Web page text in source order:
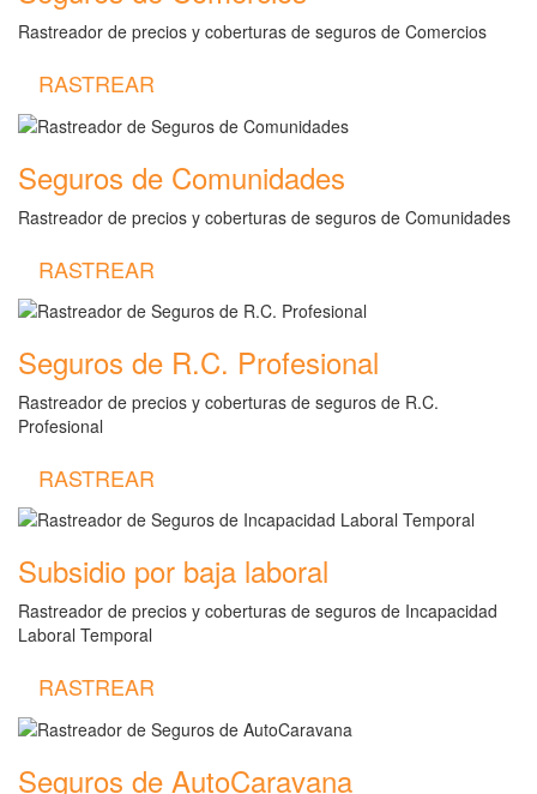
Rastreador de precios y coberturas de seguros de Comercios
RASTREAR
Seguros de Comunidades
Rastreador de precios y coberturas de seguros de Comunidades
RASTREAR
Seguros de R.C. Profesional
Rastreador de precios y coberturas de seguros de R.C.
Profesional
RASTREAR
Subsidio por baja laboral
Rastreador de precios y coberturas de seguros de Incapacidad
Laboral Temporal
RASTREAR
Seguros de AutoCaravana